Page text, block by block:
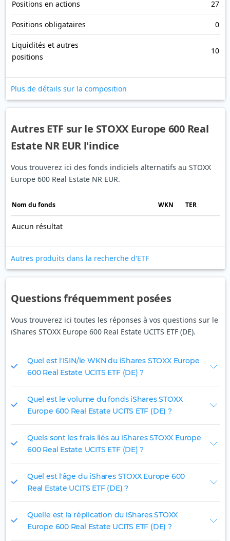
Positions en actions 27
Positions obligataires 0
Liquidités et autres
positions
10
Plus de détails sur la composition
Autres ETF sur le STOXX Europe 600 Real
Estate NR EUR l'indice
Vous trouverez ici des fonds indiciels alternatifs au STOXX
Europe 600 Real Estate NR EUR.
Nom du fonds WKN TER
Aucun résultat
Autres produits dans la recherche d'ETF
Questions fréquemment posées
Vous trouverez ici toutes les réponses à vos questions sur le
iShares STOXX Europe 600 Real Estate UCITS ETF (DE).
Quel est l'ISIN/le WKN du iShares STOXX Europe
600 Real Estate UCITS ETF (DE) ?
Quel est le volume du fonds iShares STOXX
Europe 600 Real Estate UCITS ETF (DE) ?
Quels sont les frais liés au iShares STOXX Europe
600 Real Estate UCITS ETF (DE) ?
Quel est l'âge du iShares STOXX Europe 600
Real Estate UCITS ETF (DE) ?
Quelle est la réplication du iShares STOXX
Europe 600 Real Estate UCITS ETF (DE) ?